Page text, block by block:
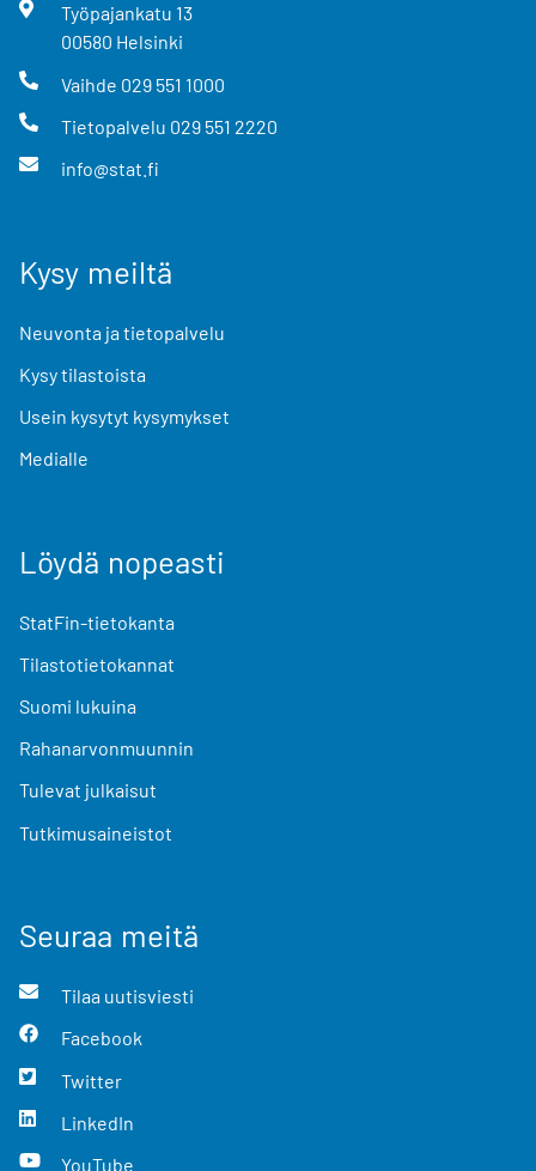
Työpajankatu 13
00580 Helsinki
Vaihde 029 551 1000
Tietopalvelu 029 551 2220
info@stat.fi
Kysy meiltä
Neuvonta ja tietopalvelu
Kysy tilastoista
Usein kysytyt kysymykset
Medialle
Löydä nopeasti
StatFin-tietokanta
Tilastotietokannat
Suomi lukuina
Rahanarvonmuunnin
Tulevat julkaisut
Tutkimusaineistot
Seuraa meitä
Tilaa uutisviesti
Facebook
Twitter
LinkedIn
YouTube